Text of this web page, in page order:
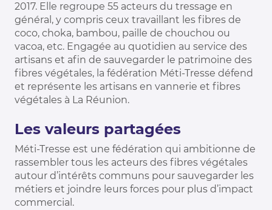
2017. Elle regroupe 55 acteurs du tressage en
général, y compris ceux travaillant les fibres de
coco, choka, bambou, paille de chouchou ou
vacoa, etc. Engagée au quotidien au service des
artisans et afin de sauvegarder le patrimoine des
fibres végétales, la fédération Méti-Tresse défend
et représente les artisans en vannerie et fibres
végétales à La Réunion.
Les valeurs partagées
Méti-Tresse est une fédération qui ambitionne de
rassembler tous les acteurs des fibres végétales
autour d’intérêts communs pour sauvegarder les
métiers et joindre leurs forces pour plus d’impact
commercial.